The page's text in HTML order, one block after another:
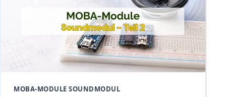
MOBA-MODULE SOUNDMODUL